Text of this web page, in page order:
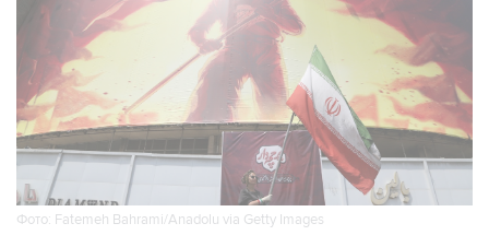
Фото: Fatemeh Bahrami/Anadolu via Getty Images